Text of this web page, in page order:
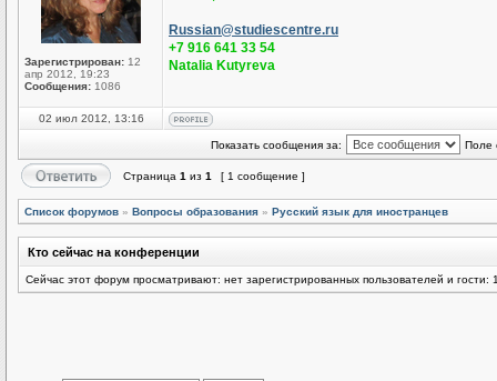
Зарегистрирован: 12
апр 2012, 19:23
Сообщения: 1086
Russian@studiescentre.ru
+7 916 641 33 54
Natalia Kutyreva
02 июл 2012, 13:16
Показать сообщения за: Поле
Страница 1 из 1 [ 1 сообщение ]
Список форумов » Вопросы образования » Русский язык для иностранцев
Кто сейчас на конференции
Сейчас этот форум просматривают: нет зарегистрированных пользователей и гости: